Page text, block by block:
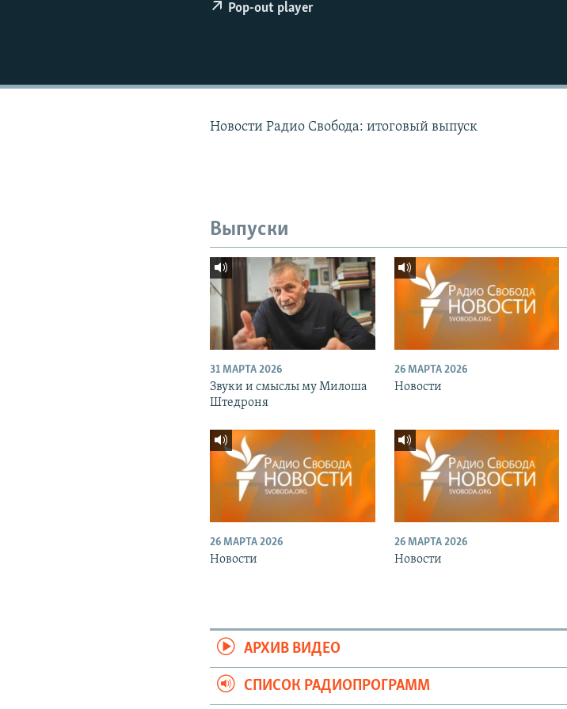
Pop-out player
Новости Радио Свобода: итоговый выпуск
Выпуски
31 МАРТА 2026
Звуки и смыслы му Милоша
Штедроня
26 МАРТА 2026
Новости
26 МАРТА 2026
Новости
26 МАРТА 2026
Новости
АРХИВ ВИДЕО
СПИСОК РАДИОПРОГРАММ